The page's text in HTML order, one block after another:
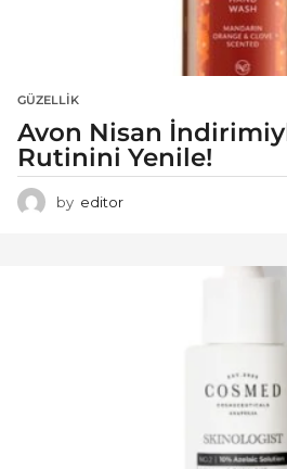
GÜZELLIK
Avon Nisan
Rutinini Yenile!
by editor